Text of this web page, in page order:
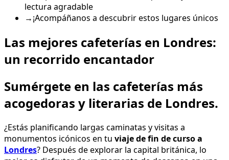
lectura agradable
→¡Acompáñanos a descubrir estos lugares únicos
Las mejores cafeterías en Londres:
un recorrido encantador
Sumérgete en las cafeterías más
acogedoras y literarias de Londres.
¿Estás planificando largas caminatas y visitas a
monumentos icónicos en tu viaje de fin de curso a
Londres? Después de explorar la capital británica, lo